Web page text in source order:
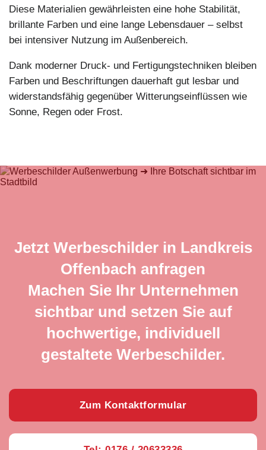
Diese Materialien gewährleisten eine hohe Stabilität,
brillante Farben und eine lange Lebensdauer – selbst
bei intensiver Nutzung im Außenbereich.
Dank moderner Druck- und Fertigungstechniken bleiben
Farben und Beschriftungen dauerhaft gut lesbar und
widerstandsfähig gegenüber Witterungseinflüssen wie
Sonne, Regen oder Frost.
Jetzt Werbeschilder in Landkreis
Offenbach anfragen
Machen Sie Ihr Unternehmen
sichtbar und setzen Sie auf
hochwertige, individuell
gestaltete Werbeschilder.
Zum Kontaktformular